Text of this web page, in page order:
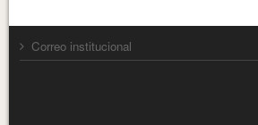
Correo institucional